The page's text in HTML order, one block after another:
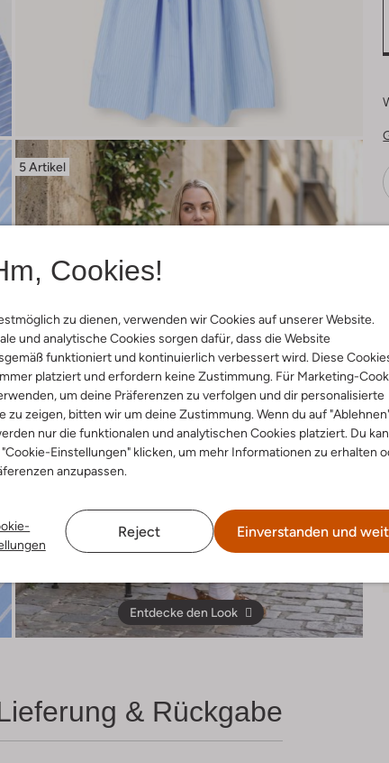
Cookies!
zu dienen, verwenden wir Cookies auf unserer Website.
und analytische Cookies sorgen dafür, dass die Website
funktioniert und kontinuierlich verbessert wird. Diese
platziert und erfordern keine Zustimmung. Für Marketing-
um deine Präferenzen zu verfolgen und dir personalisierte
zu zeigen, bitten wir um deine Zustimmung. Wenn du auf
nur die funktionalen und analytischen Cookies platziert. Du
Einstellungen" klicken, um mehr Informationen zu erhalten
anzupassen.
Reject Einverstanden und
5 Artikel
Entdecke den Look
& Rückgabe